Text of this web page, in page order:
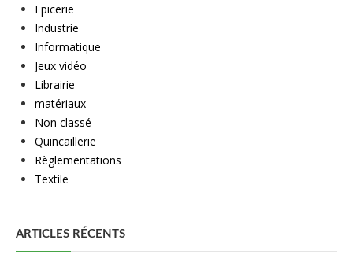
Epicerie
Industrie
Informatique
Jeux vidéo
Librairie
matériaux
Non classé
Quincaillerie
Règlementations
Textile
ARTICLES RÉCENTS